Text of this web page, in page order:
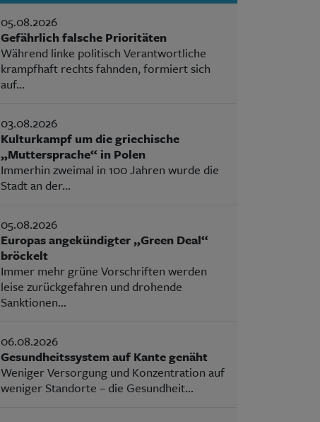
05.08.2026
Gefährlich falsche Prioritäten
Während linke politisch Verantwortliche
krampfhaft rechts fahnden, formiert sich
auf...
03.08.2026
Kulturkampf um die griechische
„Muttersprache“ in Polen
Immerhin zweimal in 100 Jahren wurde die
Stadt an der...
05.08.2026
Europas angekündigter „Green Deal“
bröckelt
Immer mehr grüne Vorschriften werden
leise zurückgefahren und drohende
Sanktionen...
06.08.2026
Gesundheitssystem auf Kante genäht
Weniger Versorgung und Konzentration auf
weniger Standorte – die Gesundheit...